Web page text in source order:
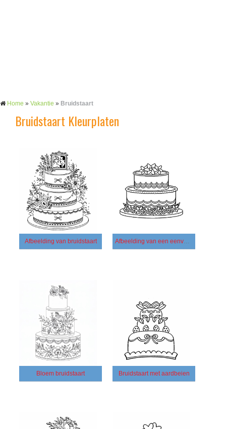
Home » Vakantie » Bruidstaart
Bruidstaart Kleurplaten
Afbeelding van bruidstaart Afbeelding van een eenvoudige bruidstaart
Bloem bruidstaart Bruidstaart met aardbeien